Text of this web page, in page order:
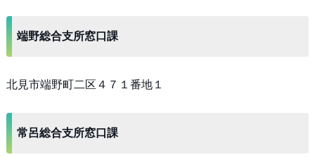
端野総合支所窓口課
北見市端野町二区４７１番地１
常呂総合支所窓口課